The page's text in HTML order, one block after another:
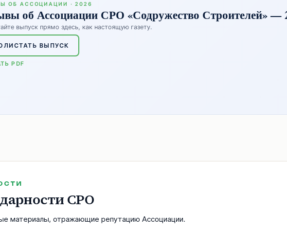
ОБ АССОЦИАЦИИ · 2026
об Ассоциации СРО «Содружество Строителей» —
выпуск прямо здесь, как настоящую газету.
ВЫПУСК
PDF
СРО
материалы, отражающие репутацию Ассоциации.